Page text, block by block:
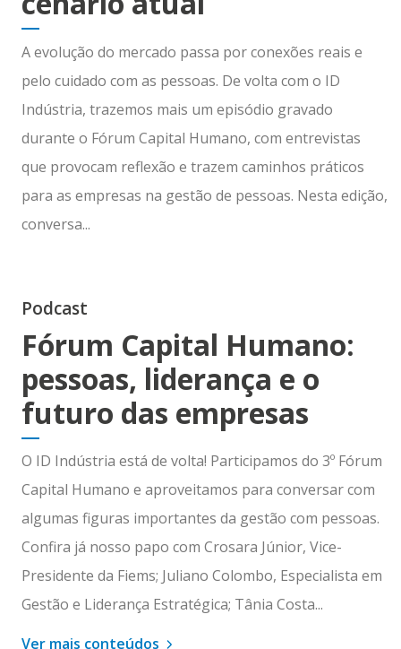
A evolução do mercado passa por conexões reais e
pelo cuidado com as pessoas. De volta com o ID
Indústria, trazemos mais um episódio gravado
durante o Fórum Capital Humano, com entrevistas
que provocam reflexão e trazem caminhos práticos
para as empresas na gestão de pessoas. Nesta edição,
conversa...
Podcast
Fórum Capital Humano:
pessoas, liderança e o
futuro das empresas
O ID Indústria está de volta! Participamos do 3º Fórum
Capital Humano e aproveitamos para conversar com
algumas figuras importantes da gestão com pessoas.
Confira já nosso papo com Crosara Júnior, Vice-
Presidente da Fiems; Juliano Colombo, Especialista em
Gestão e Liderança Estratégica; Tânia Costa...
Ver mais conteúdos